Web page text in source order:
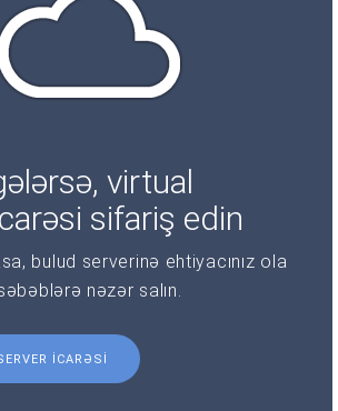
virtual
sifariş edin
bulud serverinə ehtiyacınız ola
nəzər salın.
ICARƏSI